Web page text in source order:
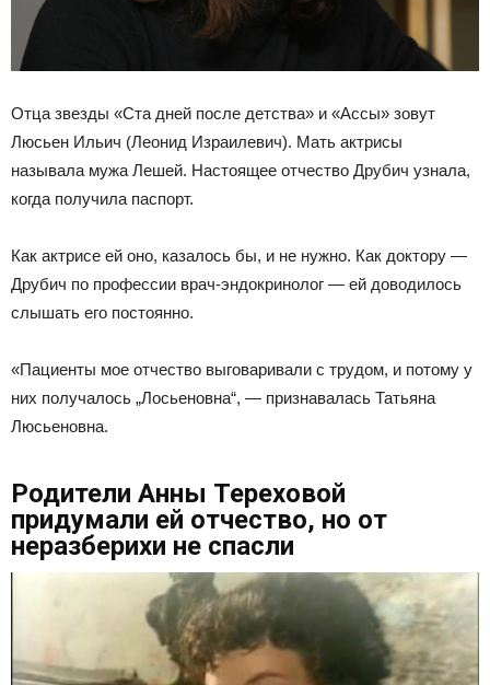
Отца звезды «Ста дней после детства» и «Ассы» зовут
Люсьен Ильич (Леонид Израилевич). Мать актрисы
называла мужа Лешей. Настоящее отчество Друбич узнала,
когда получила паспорт.
Как актрисе ей оно, казалось бы, и не нужно. Как доктору —
Друбич по профессии врач-эндокринолог — ей доводилось
слышать его постоянно.
«Пациенты мое отчество выговаривали с трудом, и потому у
них получалось „Лосьеновна“, — признавалась Татьяна
Люсьеновна.
Родители Анны Тереховой
придумали ей отчество, но от
неразберихи не спасли